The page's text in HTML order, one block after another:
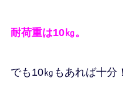
耐荷重は10㎏。
でも10㎏もあれば十分！